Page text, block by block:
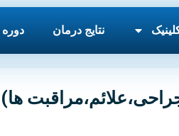
نتایج درمان
ها)